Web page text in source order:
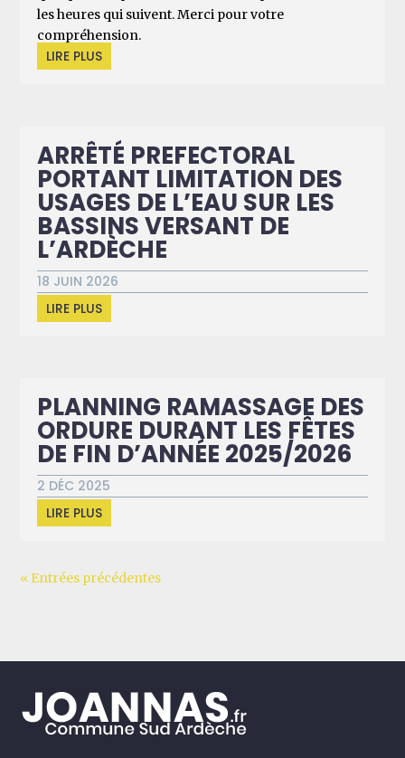
les heures qui suivent. Merci pour votre
compréhension.
LIRE PLUS
ARRÊTÉ PREFECTORAL
PORTANT LIMITATION DES
USAGES DE L’EAU SUR LES
BASSINS VERSANT DE
L’ARDÈCHE
18 JUIN 2026
LIRE PLUS
PLANNING RAMASSAGE DES
ORDURE DURANT LES FÊTES
DE FIN D’ANNÉE 2025/2026
2 DÉC 2025
LIRE PLUS
« Entrées précédentes